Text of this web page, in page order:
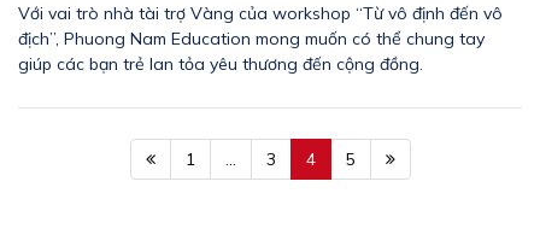
Với vai trò nhà tài trợ Vàng của workshop “Từ vô định đến vô
địch”, Phuong Nam Education mong muốn có thể chung tay
giúp các bạn trẻ lan tỏa yêu thương đến cộng đồng.
1 ... 3 4 5